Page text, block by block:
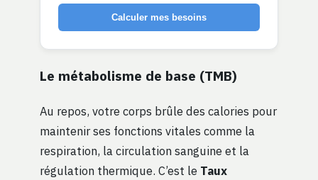
Calculer mes besoins
Le métabolisme de base (TMB)
Au repos, votre corps brûle des calories pour
maintenir ses fonctions vitales comme la
respiration, la circulation sanguine et la
régulation thermique. C’est le Taux